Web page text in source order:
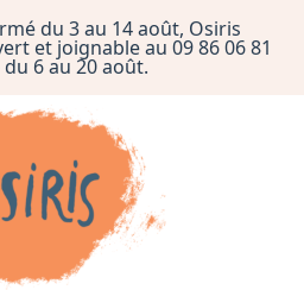
du 3 au 14 août, Osiris
et joignable au 09 86 06 81
6 au 20 août.